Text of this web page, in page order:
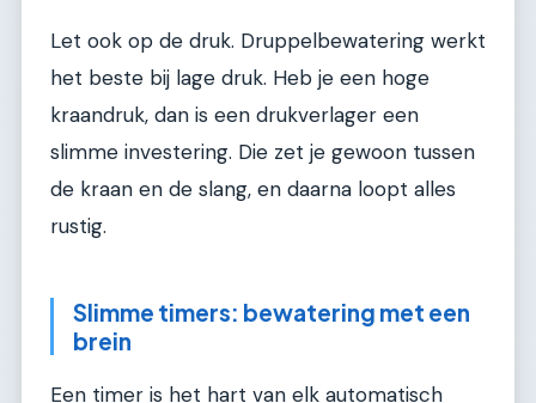
Let ook op de druk. Druppelbewatering werkt
het beste bij lage druk. Heb je een hoge
kraandruk, dan is een drukverlager een
slimme investering. Die zet je gewoon tussen
de kraan en de slang, en daarna loopt alles
rustig.
Slimme timers: bewatering met een
brein
Een timer is het hart van elk automatisch